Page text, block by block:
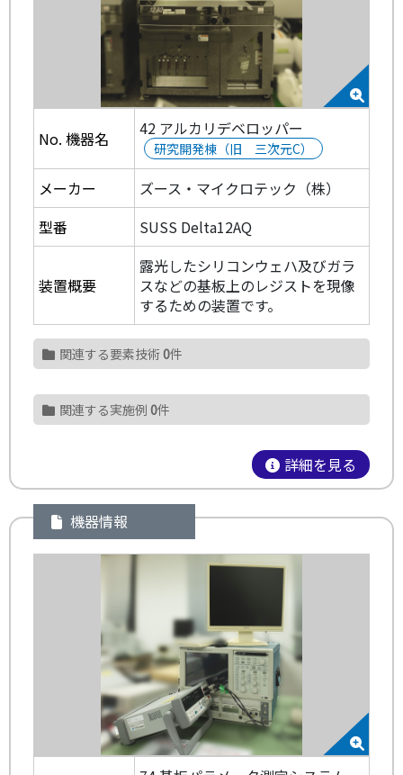
No. 機器名 42 アルカリデベロッパー
研究開発棟（旧 三次元C）
メーカー
ズース・マイクロテック（株）
型番
SUSS Delta12AQ
装置概要
露光したシリコンウェハ及びガラ
スなどの基板上のレジストを現像
するための装置です。
関連する要素技術0件
関連する実施例 0件
詳細を見る
機器情報